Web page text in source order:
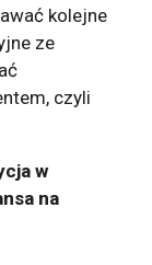
kolejne
ze
czyli
w
na